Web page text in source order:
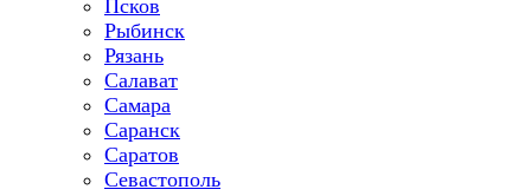
Псков
Рыбинск
Рязань
Салават
Самара
Саранск
Саратов
Севастополь